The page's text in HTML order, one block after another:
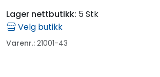
Lager nettbutikk: 5 Stk
Velg butikk
Varenr.: 21001-43